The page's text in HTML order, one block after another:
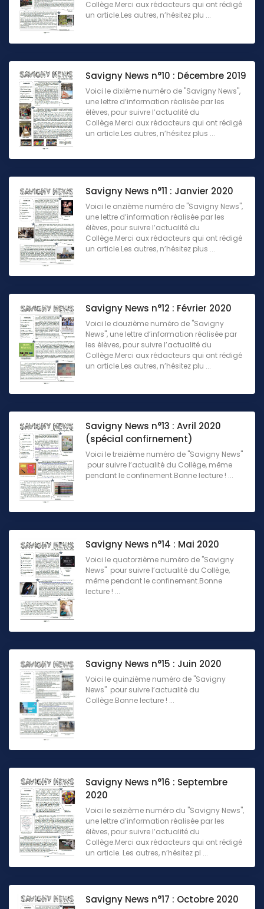
Collège.Merci aux rédacteurs qui ont rédigé
un article.Les autres, n’hésitez plu ...
Savigny News n°10 : Décembre 2019
Voici le dixième numéro de "Savigny News",
une lettre d’information réalisée par les
élèves, pour suivre l’actualité du
Collège.Merci aux rédacteurs qui ont rédigé
un article.Les autres, n’hésitez plus ...
Savigny News n°11 : Janvier 2020
Voici le onzième numéro de "Savigny News",
une lettre d’information réalisée par les
élèves, pour suivre l’actualité du
Collège.Merci aux rédacteurs qui ont rédigé
un article.Les autres, n’hésitez plus ...
Savigny News n°12 : Février 2020
Voici le douzième numéro de "Savigny
News", une lettre d’information réalisée par
les élèves, pour suivre l’actualité du
Collège.Merci aux rédacteurs qui ont rédigé
un article.Les autres, n’hésitez plu ...
Savigny News n°13 : Avril 2020
(spécial confirnement)
Voici le treizième numéro de "Savigny News"
pour suivre l’actualité du Collège, même
pendant le confinement.Bonne lecture ! ...
Savigny News n°14 : Mai 2020
Voici le quatorzième numéro de "Savigny
News" pour suivre l’actualité du Collège,
même pendant le confinement.Bonne
lecture ! ...
Savigny News n°15 : Juin 2020
Voici le quinzième numéro de "Savigny
News" pour suivre l’actualité du
Collège.Bonne lecture ! ...
Savigny News n°16 : Septembre
2020
Voici le seizième numéro du "Savigny News",
une lettre d’information réalisée par les
élèves, pour suivre l’actualité du
Collège.Merci aux rédacteurs qui ont rédigé
un article. Les autres, n’hésitez pl ...
Savigny News n°17 : Octobre 2020